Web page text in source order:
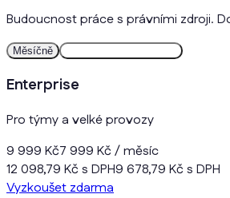
Budoucnost práce s právními zdroji.
Měsíčně
Enterprise
Pro týmy a velké provozy
9 999 Kč7 999 Kč/ měsíc
12 098,79 Kč s DPH9 678,79 Kč s DPH
Vyzkoušet zdarma